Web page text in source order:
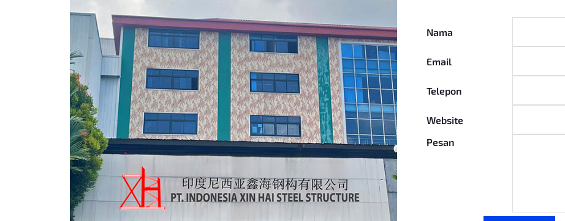
Nama
Email
Telepon
Website
Pesan